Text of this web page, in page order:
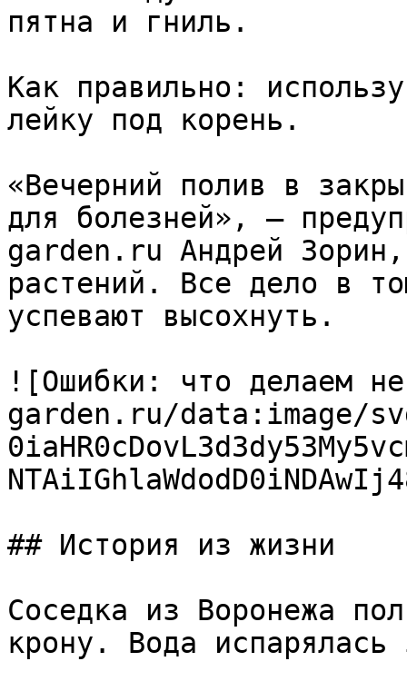
пятна и гниль.
Как правильно:
лейку под корень.
«Вечерний полив в
для болезней», —
garden.ru Андрей
растений. Все дело в
успевают высохнуть.
![Ошибки: что делаем
garden.ru/data:image/
## История из жизни
Соседка из Воронежа
крону. Вода